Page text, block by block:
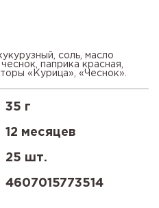
соль, масло
паприка красная,
«Курица», «Чеснок».
35 г
12 месяцев
25 шт.
4607015773514